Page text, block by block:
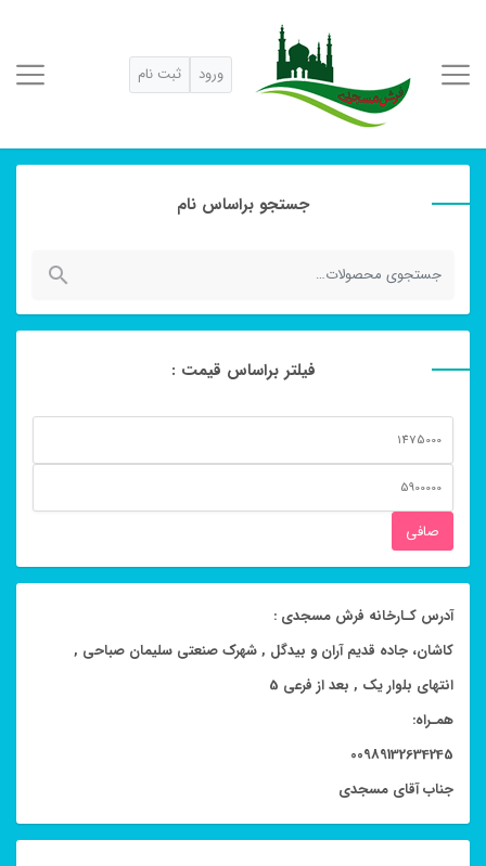
ورود ثبت نام
جستجو براساس نام
جستجو
فیلتر براساس قیمت :
قیمت
قيمت
صافی
آدرس کـارخانه فرش مسجدی :
کاشان، جاده قدیم آران و بیدگل , شهرک صنعتی سلیمان صباحی ,
انتهای بلوار یک , بعد از فرعی 5
همـراه:
00989132634245
جناب آقای مسجدی